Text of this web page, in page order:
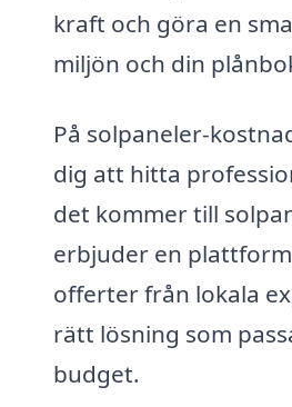
kraft och göra en
miljön och din
På solpaneler-
dig att hitta
det kommer till
erbjuder en
offerter från lokala
rätt lösning som
budget.